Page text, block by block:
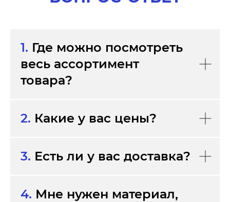
1. Где можно посмотреть
весь ассортимент
товара?
2. Какие у вас цены?
3. Есть ли у вас доставка?
4. Мне нужен материал,